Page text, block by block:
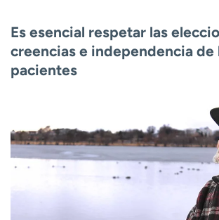
Es esencial respetar las
creencias e independencia de
pacientes